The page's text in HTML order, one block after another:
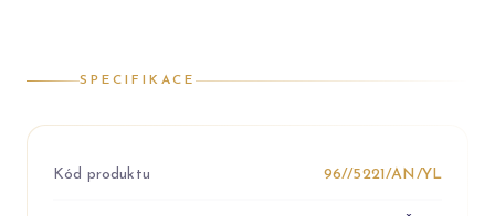
SPECIFIKACE
Kód produktu 96//5221/AN/YL